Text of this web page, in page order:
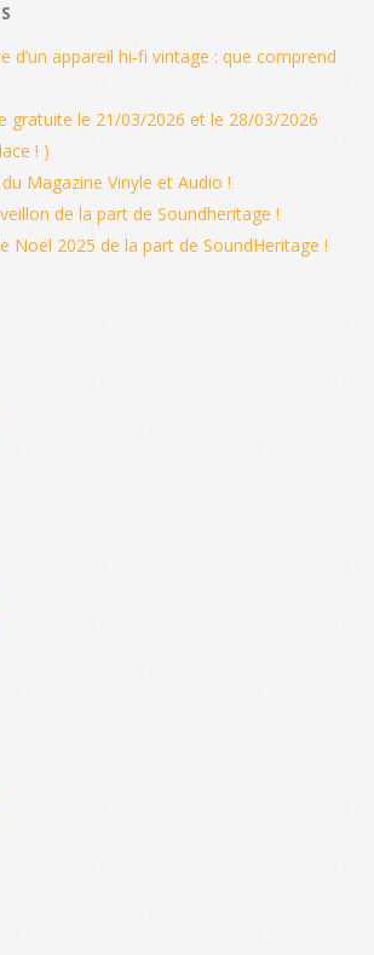
d’un appareil hi‑fi vintage : que comprend
gratuite le 21/03/2026 et le 28/03/2026
! )
Magazine Vinyle et Audio !
de la part de Soundheritage !
Noël 2025 de la part de SoundHeritage !